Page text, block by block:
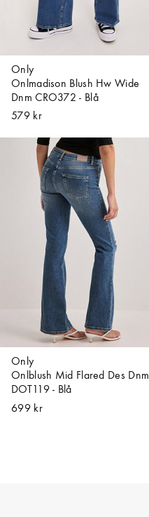
Only
Onlmadison Blush Hw Wide
Dnm CRO372 - Blå
579 kr
Only
Onlblush Mid Flared Des Dnm
DOT119 - Blå
699 kr